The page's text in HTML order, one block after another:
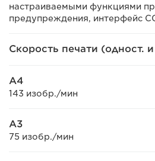
настраиваемыми функциями
предупреждения, интерфейс
Скорость печати (одност.
A4
143 изобр./мин
A3
75 изобр./мин